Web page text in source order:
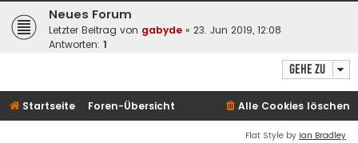
Neues Forum
Letzter Beitrag von gabyde « 23. Jun 2019, 12:08
Antworten: 1
Gehe zu
Startseite Foren-Übersicht Alle Cookies löschen
Flat Style by Ian Bradley